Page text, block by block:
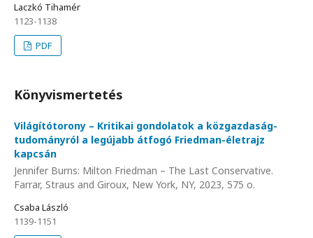
Laczkó Tihamér
1123-1138
PDF
Könyvismertetés
Világítótorony – Kritikai gondolatok a közgazdaság-
tudományról a legújabb átfogó Friedman-életrajz
kapcsán
Jennifer Burns: Milton Friedman – The Last Conservative.
Farrar, Straus and Giroux, New York, NY, 2023, 575 o.
Csaba László
1139-1151